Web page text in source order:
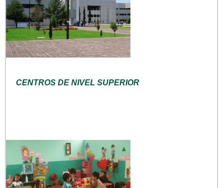
CENTROS DE NIVEL SUPERIOR